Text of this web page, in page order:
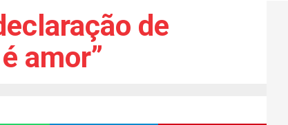
de
amor”